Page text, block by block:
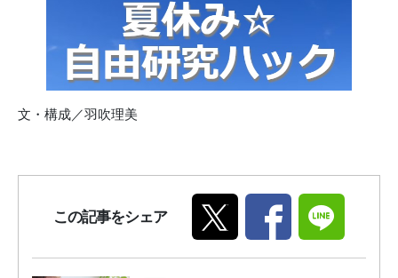
文・構成／羽吹理美
この記事をシェア